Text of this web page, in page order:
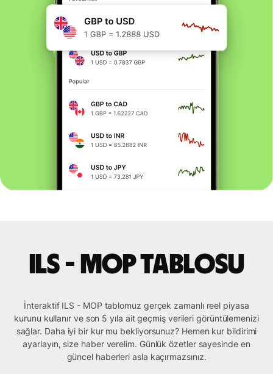
ILS - MOP tablosu
İnteraktif ILS - MOP tablomuz gerçek zamanlı reel piyasa
kurunu kullanır ve son 5 yıla ait geçmiş verileri görüntülemenizi
sağlar. Daha iyi bir kur mu bekliyorsunuz? Hemen kur bildirimi
ayarlayın, size haber verelim. Günlük özetler sayesinde en
güncel haberleri asla kaçırmazsınız.